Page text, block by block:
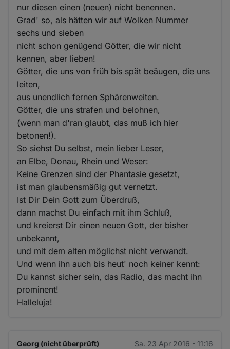
nur diesen einen (neuen) nicht benennen.
Grad' so, als hätten wir auf Wolken Nummer
sechs und sieben
nicht schon genügend Götter, die wir nicht
kennen, aber lieben!
Götter, die uns von früh bis spät beäugen, die uns
leiten,
aus unendlich fernen Sphärenweiten.
Götter, die uns strafen und belohnen,
(wenn man d'ran glaubt, das muß ich hier
betonen!).
So siehst Du selbst, mein lieber Leser,
an Elbe, Donau, Rhein und Weser:
Keine Grenzen sind der Phantasie gesetzt,
ist man glaubensmäßig gut vernetzt.
Ist Dir Dein Gott zum Überdruß,
dann machst Du einfach mit ihm Schluß,
und kreierst Dir einen neuen Gott, der bisher
unbekannt,
und mit dem alten möglichst nicht verwandt.
Und wenn ihn auch bis heut' noch keiner kennt:
Du kannst sicher sein, das Radio, das macht ihn
prominent!
Halleluja!
Georg (nicht überprüft) Sa. 23 Apr 2016 - 11:16